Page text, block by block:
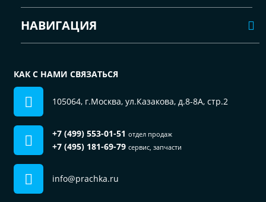
НАВИГАЦИЯ
КАК С НАМИ СВЯЗАТЬСЯ
105064, г.Москва, ул.Казакова, д.8-8А, стр.2
+7 (499) 553-01-51 отдел продаж
+7 (495) 181-69-79 сервис, запчасти
info@prachka.ru